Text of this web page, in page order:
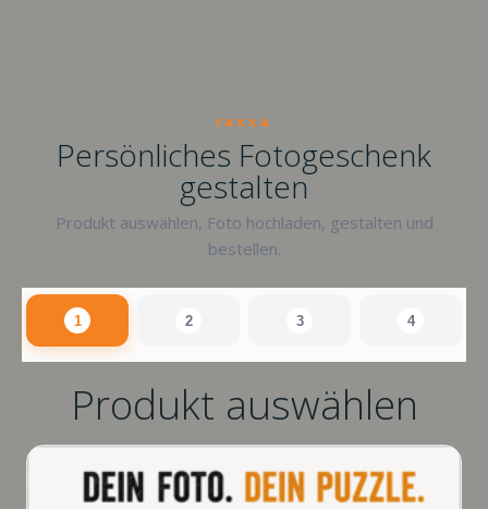
raxxa
Persönliches Fotogeschenk
gestalten
Produkt auswählen, Foto hochladen, gestalten und
bestellen.
1 2 3 4
Produkt auswählen